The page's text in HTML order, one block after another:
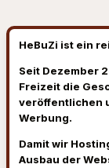
HeBuZi ist ein
Seit Dezember
Freizeit die
veröffentlichen
Werbung.
Damit wir
Ausbau der